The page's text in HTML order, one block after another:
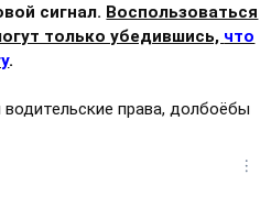
сигнал. Воспользоваться
только убедившись, что
.
права, долбоёбы